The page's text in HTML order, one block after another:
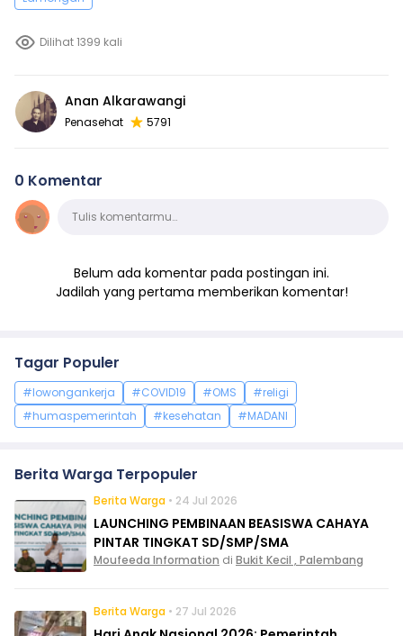
Dilihat 1399 kali
Anan Alkarawangi
Penasehat 5791
0 Komentar
KomentarTulis komentarmu…
Belum ada komentar pada postingan ini.
Jadilah yang pertama memberikan komentar!
Tagar Populer
#lowongankerja #COVID19 #OMS
#religi
#humaspemerintah
#kesehatan #MADANI
Berita Warga Terpopuler
Berita Warga • 24 Jul 2026
LAUNCHING PEMBINAAN BEASISWA CAHAYA
PINTAR TINGKAT SD/SMP/SMA
Moufeeda Information di Bukit Kecil , Palembang
Berita Warga • 27 Jul 2026